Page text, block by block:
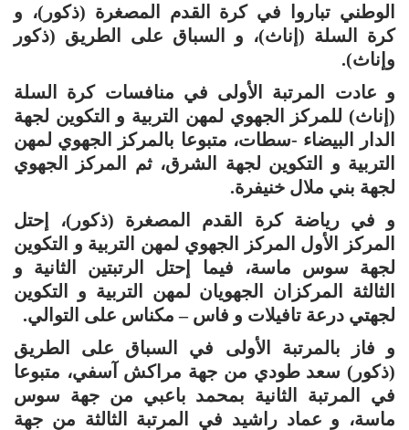
الوطني تباروا في كرة القدم المصغرة (ذكور)، و
كرة السلة (إناث)، و السباق على الطريق (ذكور
وإناث).
و عادت المرتبة الأولى في منافسات كرة السلة
(إناث) للمركز الجهوي لمهن التربية و التكوين لجهة
الدار البيضاء -سطات، متبوعا بالمركز الجهوي لمهن
التربية و التكوين لجهة الشرق، ثم المركز الجهوي
لجهة بني ملال خنيفرة.
و في رياضة كرة القدم المصغرة (ذكور)، إحتل
المركز الأول المركز الجهوي لمهن التربية و التكوين
لجهة سوس ماسة، فيما إحتل الرتبتين الثانية و
الثالثة المركزان الجهويان لمهن التربية و التكوين
لجهتي درعة تافيلات و فاس – مكناس على التوالي.
و فاز بالمرتبة الأولى في السباق على الطريق
(ذكور) سعد طودي من جهة مراكش آسفي، متبوعا
في المرتبة الثانية بمحمد باعبي من جهة سوس
ماسة، و عماد راشيد في المرتبة الثالثة من جهة